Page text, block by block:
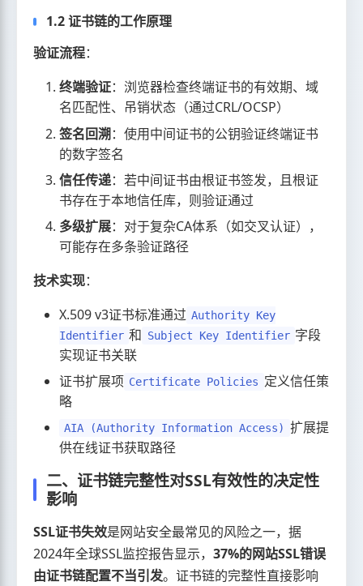
1.2 证书链的工作原理
验证流程：
终端验证：浏览器检查终端证书的有效期、域
名匹配性、吊销状态（通过CRL/OCSP）
签名回溯：使用中间证书的公钥验证终端证书
的数字签名
信任传递：若中间证书由根证书签发，且根证
书存在于本地信任库，则验证通过
多级扩展：对于复杂CA体系（如交叉认证），
可能存在多条验证路径
技术实现：
X.509 v3证书标准通过 Authority Key
Identifier 和 Subject Key Identifier 字段
实现证书关联
证书扩展项 Certificate Policies 定义信任策
略
AIA (Authority Information Access) 扩展提
供在线证书获取路径
二、证书链完整性对SSL有效性的决定性
影响
SSL证书失效是网站安全最常见的风险之一，据
2024年全球SSL监控报告显示， 37%的网站SSL错误
由证书链配置不当引发。证书链的完整性直接影响